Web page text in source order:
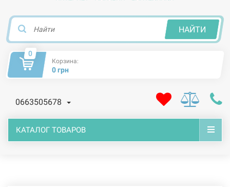
НАЙТИ
0
Корзина:
0 грн
0663505678
КАТАЛОГ ТОВАРОВ